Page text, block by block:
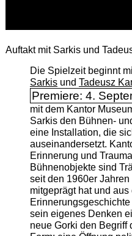
Auftakt mit Sarkis und
Die Spielzeit beginnt
Sarkisund Tadeusz
Premiere: 4.
mit dem Kantor
Sarkis den Bühnen-
eine Installation, die
auseinandersetzt.
Erinnerung und
Bühnenobjekte sind
seit den 1960er
mitgeprägt hat und
sein eigenes Denken
neue Gorki den